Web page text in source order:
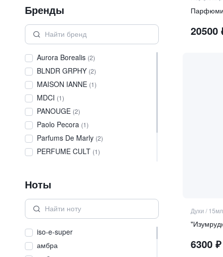
20500
Духи / 15мл
6300₽
Бренды
Aurora Borealis (2)
BLNDR GRPHY (2)
MAISON IANNE (1)
MDCI (1)
PANOUGE (2)
Paolo Pecora (1)
Parfums De Marly (2)
PERFUME CULT (1)
YeYe
Ноты
iso-e-super
амбра